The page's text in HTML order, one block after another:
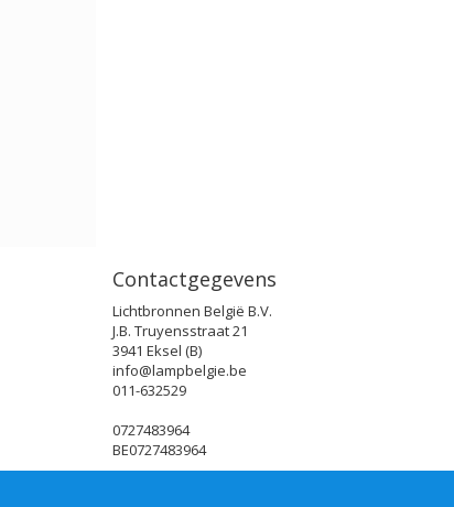
Contactgegevens
Lichtbronnen België B.V.
J.B. Truyensstraat 21
3941 Eksel (B)
info@lampbelgie.be
011-632529
0727483964
BE0727483964